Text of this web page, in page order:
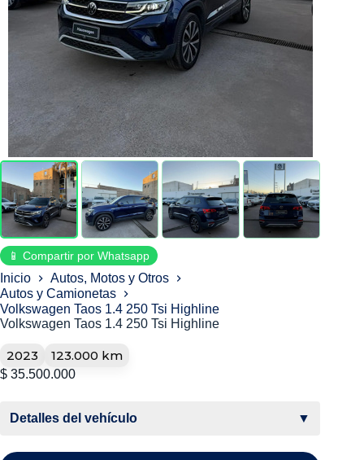
📱 Compartir por Whatsapp
Inicio
Autos, Motos y Otros
Autos y Camionetas
Volkswagen Taos 1.4 250 Tsi Highline
Volkswagen Taos 1.4 250 Tsi Highline
2023 123.000 km
$ 35.500.000
Detalles del vehículo ▼